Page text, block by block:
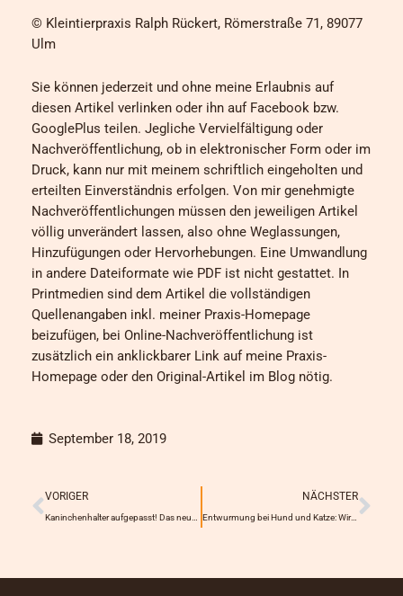
© Kleintierpraxis Ralph Rückert, Römerstraße 71, 89077
Ulm
Sie können jederzeit und ohne meine Erlaubnis auf
diesen Artikel verlinken oder ihn auf Facebook bzw.
GooglePlus teilen. Jegliche Vervielfältigung oder
Nachveröffentlichung, ob in elektronischer Form oder im
Druck, kann nur mit meinem schriftlich eingeholten und
erteilten Einverständnis erfolgen. Von mir genehmigte
Nachveröffentlichungen müssen den jeweiligen Artikel
völlig unverändert lassen, also ohne Weglassungen,
Hinzufügungen oder Hervorhebungen. Eine Umwandlung
in andere Dateiformate wie PDF ist nicht gestattet. In
Printmedien sind dem Artikel die vollständigen
Quellenangaben inkl. meiner Praxis-Homepage
beizufügen, bei Online-Nachveröffentlichung ist
zusätzlich ein anklickbarer Link auf meine Praxis-
Homepage oder den Original-Artikel im Blog nötig.
September 18, 2019
VORIGER NÄCHSTER
Entwurmung bei Hund und Katze: Wir müssen leider nochmal drüber reden!